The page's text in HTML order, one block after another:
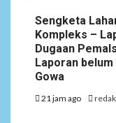
Sengketa
Kompleks –
Dugaan
Laporan
Gowa
21 jam ago